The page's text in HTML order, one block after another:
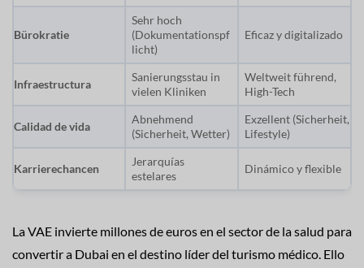
Bürokratie
Sehr hoch
(Dokumentationspf
licht)
Eficaz y digitalizado
Infraestructura
Sanierungsstau in
vielen Kliniken
Weltweit führend,
High-Tech
Calidad de vida
Abnehmend
(Sicherheit, Wetter)
Exzellent (Sicherheit,
Lifestyle)
Karrierechancen
Jerarquías
estelares
Dinámico y flexible
La VAE invierte millones de euros en el sector de la salud para
convertir a Dubai en el destino líder del turismo médico. Ello